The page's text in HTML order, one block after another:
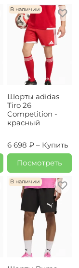
В наличии
Шорты adidas
Tiro 26
Competition -
красный
6 698 ₽ – Купить
Посмотреть
В наличии